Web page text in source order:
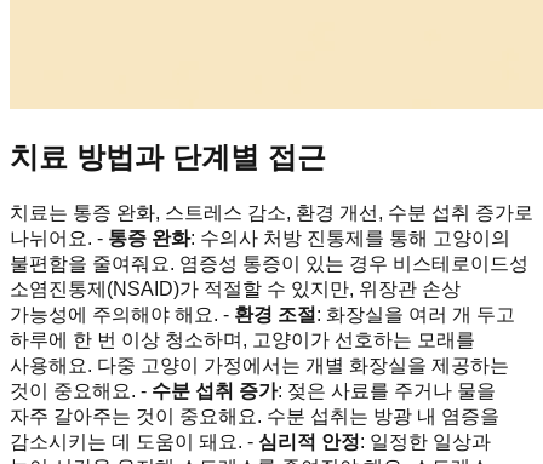
치료 방법과 단계별 접근
치료는 통증 완화, 스트레스 감소, 환경 개선, 수분 섭취 증가로
나뉘어요. - 통증 완화: 수의사 처방 진통제를 통해 고양이의
불편함을 줄여줘요. 염증성 통증이 있는 경우 비스테로이드성
소염진통제(NSAID)가 적절할 수 있지만, 위장관 손상
가능성에 주의해야 해요. - 환경 조절 : 화장실을 여러 개 두고
하루에 한 번 이상 청소하며, 고양이가 선호하는 모래를
사용해요. 다중 고양이 가정에서는 개별 화장실을 제공하는
것이 중요해요. - 수분 섭취 증가: 젖은 사료를 주거나 물을
자주 갈아주는 것이 중요해요. 수분 섭취는 방광 내 염증을
감소시키는 데 도움이 돼요. - 심리적 안정: 일정한 일상과